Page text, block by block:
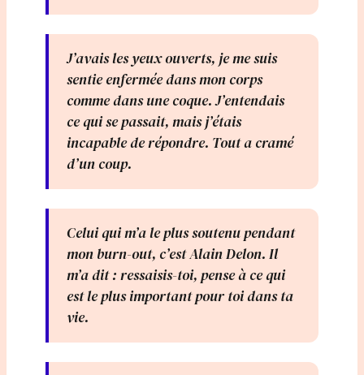
J’avais les yeux ouverts, je me suis
sentie enfermée dans mon corps
comme dans une coque. J’entendais
ce qui se passait, mais j’étais
incapable de répondre. Tout a cramé
d’un coup.
Celui qui m’a le plus soutenu pendant
mon burn-out, c’est Alain Delon. Il
m’a dit : ressaisis-toi, pense à ce qui
est le plus important pour toi dans ta
vie.